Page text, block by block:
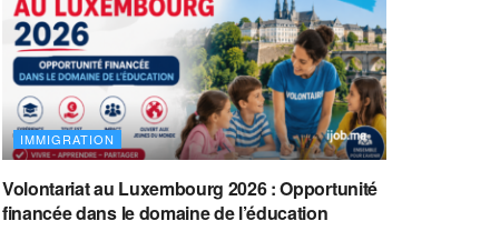
IMMIGRATION
Volontariat au Luxembourg 2026 : Opportunité
financée dans le domaine de l’éducation